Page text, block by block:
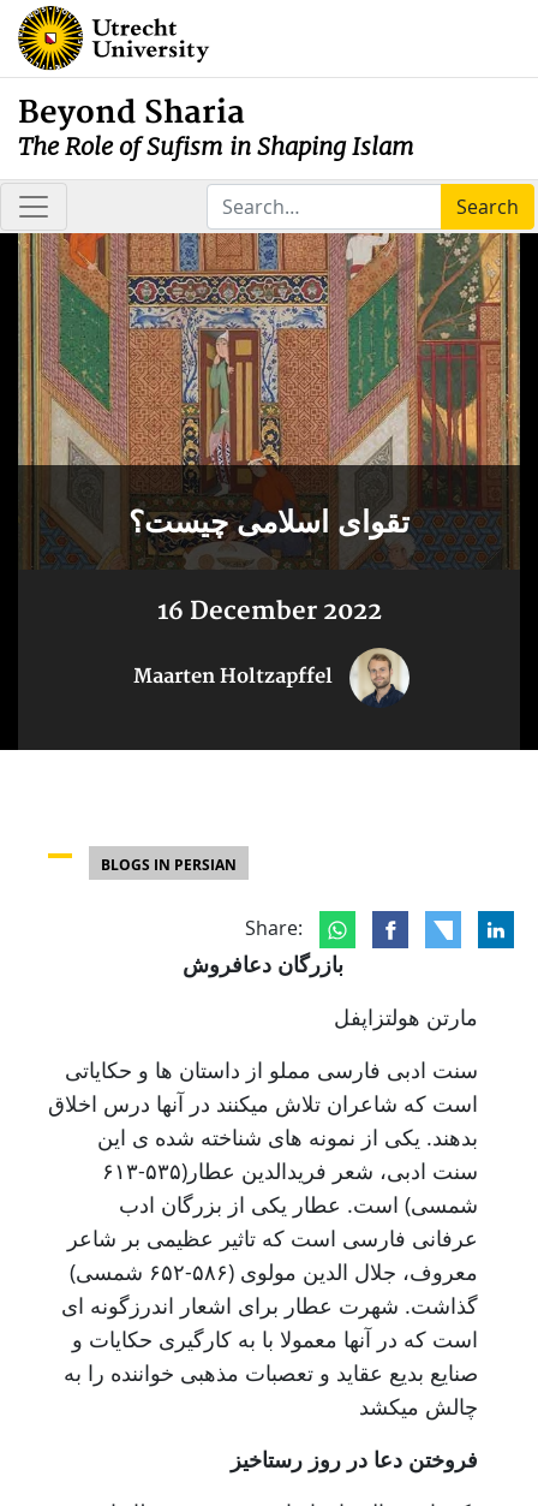
Beyond Sharia
The Role of Sufism in Shaping Islam
Search
تقوای اسلامی چیست؟
16 December 2022
Maarten Holtzapffel
BLOGS IN PERSIAN
Share:
بازرگان دعافروش
مارتن هولتزاپفل
سنت ادبی فارسی مملو از داستان ها و حکایاتی
است که شاعران تلاش میکنند در آنها درس اخلاق
بدهند. یکی از نمونه های شناخته شده ی این
سنت ادبی، شعر فریدالدین عطار(۵۳۵-۶۱۳
شمسی) است. عطار یکی از بزرگان ادب
عرفانی فارسی است که تاثیر عظیمی بر شاعر
معروف، جلال الدین مولوی (۵۸۶-۶۵۲ شمسی)
گذاشت. شهرت عطار برای اشعار اندرزگونه ای
است که در آنها معمولا با به کارگیری حکایات و
صنایع بدیع عقاید و تعصبات مذهبی خواننده را به
چالش میکشد
فروختن دعا در روز رستاخیز